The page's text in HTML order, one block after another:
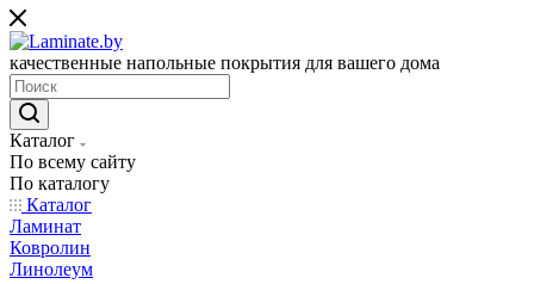
качественные напольные покрытия для вашего дома
Каталог
По всему сайту
По каталогу
Каталог
Ламинат
Ковролин
Линолеум